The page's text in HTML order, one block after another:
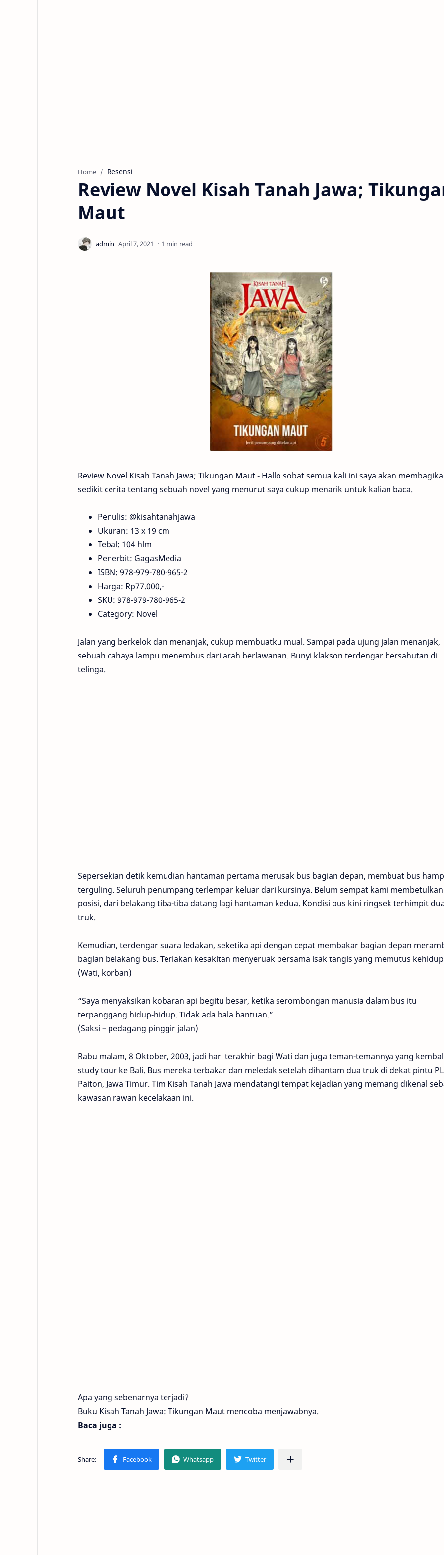
Home Resensi
Review Novel Kisah Tanah Jawa;
Maut
1 min read
Review Novel Kisah Tanah Jawa; Tikungan Maut - Hallo sobat semua kali ini saya akan
sedikit cerita tentang sebuah novel yang menurut saya cukup menarik untuk kalian baca.
Penulis: @kisahtanahjawa
Ukuran: 13 x 19 cm
Tebal: 104 hlm
Penerbit: GagasMedia
ISBN: 978-979-780-965-2
Harga: Rp77.000,-
SKU: 978-979-780-965-2
Category: Novel
Jalan yang berkelok dan menanjak, cukup membuatku mual. Sampai pada ujung jalan menanjak,
sebuah cahaya lampu menembus dari arah berlawanan. Bunyi klakson terdengar bersahutan di
telinga.
Sepersekian detik kemudian hantaman pertama merusak bus bagian depan, membuat bus
terguling. Seluruh penumpang terlempar keluar dari kursinya. Belum sempat kami membetulkan
posisi, dari belakang tiba-tiba datang lagi hantaman kedua. Kondisi bus kini ringsek terhimpit
truk.
Kemudian, terdengar suara ledakan, seketika api dengan cepat membakar bagian depan
bagian belakang bus. Teriakan kesakitan menyeruak bersama isak tangis yang memutus
(Wati, korban)
“Saya menyaksikan kobaran api begitu besar, ketika serombongan manusia dalam bus itu
terpanggang hidup-hidup. Tidak ada bala bantuan.”
(Saksi – pedagang pinggir jalan)
Rabu malam, 8 Oktober, 2003, jadi hari terakhir bagi Wati dan juga teman-temannya yang
study tour ke Bali. Bus mereka terbakar dan meledak setelah dihantam dua truk di dekat pintu
Paiton, Jawa Timur. Tim Kisah Tanah Jawa mendatangi tempat kejadian yang memang dikenal
kawasan rawan kecelakaan ini.
Apa yang sebenarnya terjadi?
Buku Kisah Tanah Jawa: Tikungan Maut mencoba menjawabnya.
Baca juga :